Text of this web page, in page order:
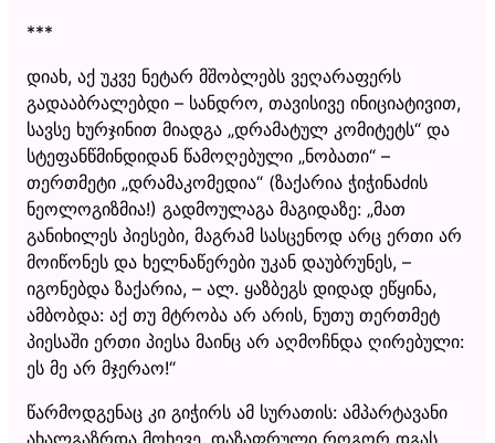
***
დიახ, აქ უკვე ნეტარ მშობლებს ვეღარაფერს
გადააბრალებდი – სანდრო, თავისივე ინიციატივით,
სავსე ხურჯინით მიადგა „დრამატულ კომიტეტს“ და
სტეფანწმინდიდან წამოღებული „ნობათი“ –
თერთმეტი „დრამაკომედია“ (ზაქარია ჭიჭინაძის
ნეოლოგიზმია!) გადმოულაგა მაგიდაზე: „მათ
განიხილეს პიესები, მაგრამ სასცენოდ არც ერთი არ
მოიწონეს და ხელნაწერები უკან დაუბრუნეს, –
იგონებდა ზაქარია, – ალ. ყაზბეგს დიდად ეწყინა,
ამბობდა: აქ თუ მტრობა არ არის, ნუთუ თერთმეტ
პიესაში ერთი პიესა მაინც არ აღმოჩნდა ღირებული:
ეს მე არ მჯერაო!“
წარმოდგენაც კი გიჭირს ამ სურათის: ამპარტავანი
ახალგაზრდა მოხევე, დაზაფრული როგორ დგას